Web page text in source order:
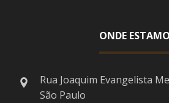
ONDE
Rua Joaquim Evangelista
São Paulo